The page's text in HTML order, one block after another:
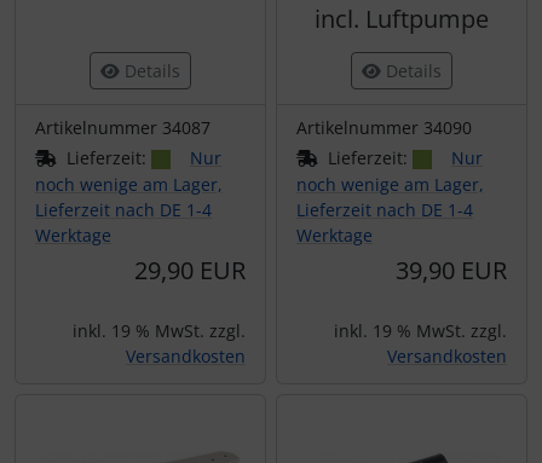
Details
Artikelnummer 34087
Lieferzeit:
Nur
noch wenige am Lager,
Lieferzeit nach DE 1-4
Werktage
29,90 EUR
inkl. 19 % MwSt. zzgl.
Versandkosten
incl. Luftpumpe
Details
Artikelnummer 34090
Lieferzeit:
Nur
noch wenige am Lager,
Lieferzeit nach DE 1-4
Werktage
39,90 EUR
inkl. 19 % MwSt. zzgl.
Versandkosten